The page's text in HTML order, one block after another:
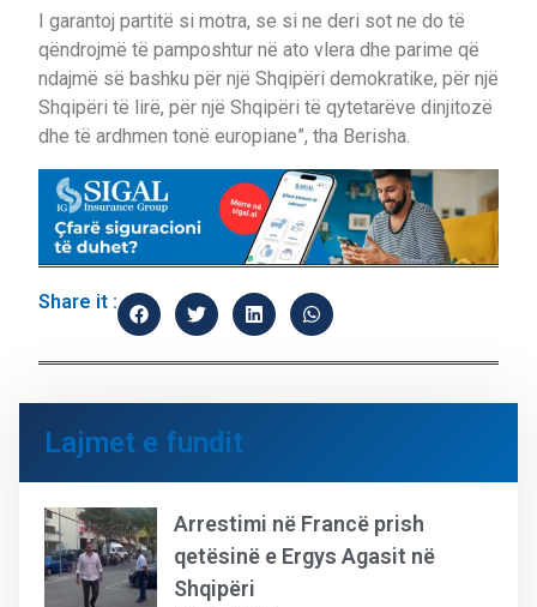
I garantoj partitë si motra, se si ne deri sot ne do të
qëndrojmë të pamposhtur në ato vlera dhe parime që
ndajmë së bashku për një Shqipëri demokratike, për një
Shqipëri të lirë, për një Shqipëri të qytetarëve dinjitozë
dhe të ardhmen tonë europiane”, tha Berisha.
Share it :
Lajmet e fundit
Arrestimi në Francë prish
qetësinë e Ergys Agasit në
Shqipëri